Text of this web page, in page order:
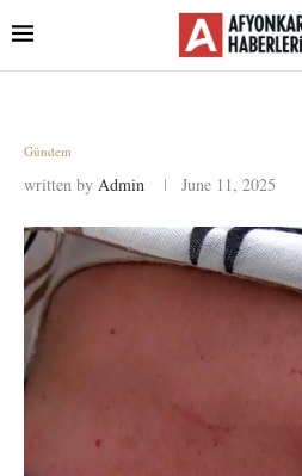
Gündem
written by Admin June 11, 2025